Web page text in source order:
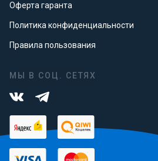
Оферта гаранта
Политика конфиденциальности
Правила пользования
МЫ В СОЦ. СЕТЯХ